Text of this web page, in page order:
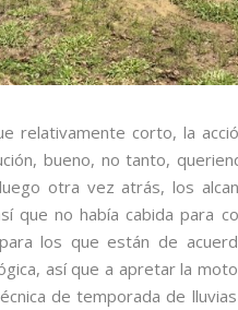
relativamente corto, la
bueno, no tanto,
otra vez atrás, los
que no había cabida para
los que están de
así que a apretar la
de temporada de lluvias